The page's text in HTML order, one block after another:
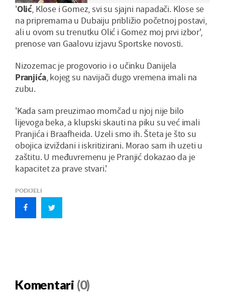
'Olić, Klose i Gomez, svi su sjajni napadači. Klose se
na pripremama u Dubaiju približio početnoj postavi,
ali u ovom su trenutku Olić i Gomez moj prvi izbor',
prenose van Gaalovu izjavu Sportske novosti.
Nizozemac je progovorio i o učinku Danijela
Pranjića, kojeg su navijači dugo vremena imali na
zubu.
'Kada sam preuzimao momčad u njoj nije bilo
lijevoga beka, a klupski skauti na piku su već imali
Pranjića i Braafheida. Uzeli smo ih. Šteta je što su
obojica izviždani i iskritizirani. Morao sam ih uzeti u
zaštitu. U međuvremenu je Pranjić dokazao da je
kapacitet za prave stvari.'
PODIJELI
Komentari (0)